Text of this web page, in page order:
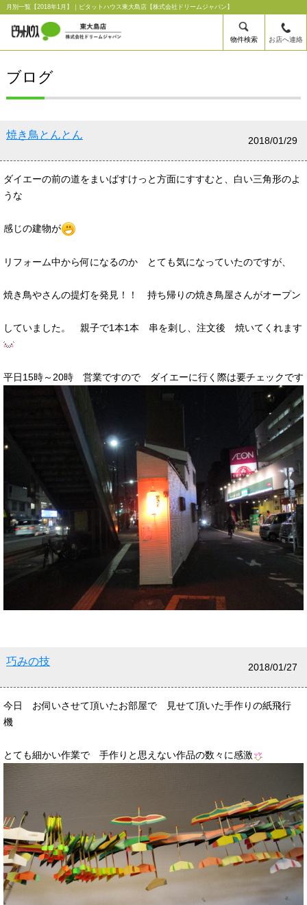
月別一覧【2018年1月】｜ピタットハウス東大島店【株式会社ドリームジャパン】
物件検索 お店へ連絡
ブログ
焼き鳥とんとん 2018/01/29
ダイエーの前の道をまいばすけっと方面にすすむと、白い三角形のよ
うな
感じの建物が
リフォーム中から何になるのか とても気になっていたのですが、
焼き鳥やさんの提灯を発見！！ 持ち帰りの焼き鳥屋さんがオープン
していました。 親子で1本1本 串を刺し、注文後 焼いてくれます
平日15時～20時 営業ですので ダイエーに行く際は要チェックです
巧みの技 2018/01/27
今日 お伺いさせて頂いたお部屋で 見せて頂いた手作りの紙飛行
機
とても細かい作業で 手作りと思えない作品の数々に感激